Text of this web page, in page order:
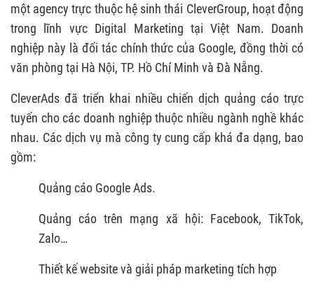
một agency trực thuộc hệ sinh thái CleverGroup, hoạt động
trong lĩnh vực Digital Marketing tại Việt Nam. Doanh
nghiệp này là đối tác chính thức của Google, đồng thời có
văn phòng tại Hà Nội, TP. Hồ Chí Minh và Đà Nẵng.
CleverAds đã triển khai nhiều chiến dịch quảng cáo trực
tuyến cho các doanh nghiệp thuộc nhiều ngành nghề khác
nhau. Các dịch vụ mà công ty cung cấp khá đa dạng, bao
gồm:
Quảng cáo Google Ads.
Quảng cáo trên mạng xã hội: Facebook, TikTok,
Zalo…
Thiết kế website và giải pháp marketing tích hợp